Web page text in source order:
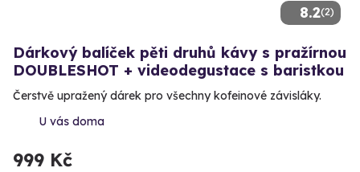
8.2(2)
Dárkový balíček pěti druhů kávy s pražírnou
DOUBLESHOT + videodegustace s baristkou
Čerstvě upražený dárek pro všechny kofeinové závisláky.
U vás doma
999 Kč